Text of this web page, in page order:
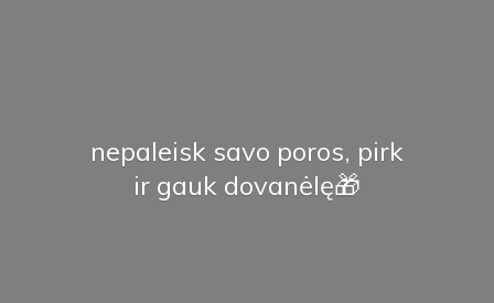
nepaleisk savo poros, pirk
ir gauk dovanėlę🎁